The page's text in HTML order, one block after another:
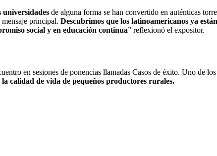
universidades de alguna forma se han convertido en auténticas
mensaje principal. Descubrimos que los latinoamericanos ya
social y en educación continua” reflexionó el expositor.
en sesiones de ponencias llamadas Casos de éxito. Uno de los
calidad de vida de pequeños productores rurales.